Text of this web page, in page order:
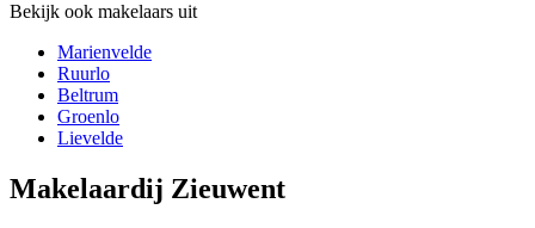
Bekijk ook makelaars uit
Marienvelde
Ruurlo
Beltrum
Groenlo
Lievelde
Makelaardij Zieuwent